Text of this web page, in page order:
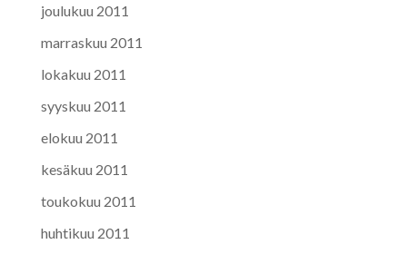
joulukuu 2011
marraskuu 2011
lokakuu 2011
syyskuu 2011
elokuu 2011
kesäkuu 2011
toukokuu 2011
huhtikuu 2011